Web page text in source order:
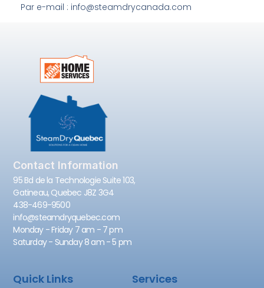
Par e-mail : info@steamdrycanada.com
Contact Information
95 Bd de la Technologie Suite 103,
Gatineau, Quebec J8Z 3G4
438-469-9500
info@steamdryquebec.com
Monday - Friday 7 am - 7 pm
Saturday - Sunday 8 am - 5 pm
Quick Links Services